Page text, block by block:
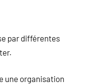
par différentes
une organisation